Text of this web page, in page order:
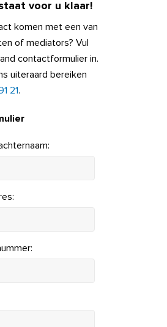
voor u klaar!
komen met een van
of mediators? Vul
contactformulier in.
uiteraard bereiken
21.